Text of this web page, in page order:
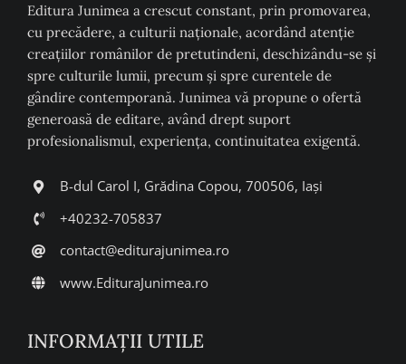
Editura Junimea a crescut constant, prin promovarea,
cu precădere, a culturii naţionale, acordând atenţie
creaţiilor românilor de pretutindeni, deschizându-se şi
spre culturile lumii, precum şi spre curentele de
gândire contemporană. Junimea vă propune o ofertă
generoasă de editare, având drept suport
profesionalismul, experiența, continuitatea exigentă.
B-dul Carol I, Grădina Copou, 700506, Iași
+40232-705837
contact@editurajunimea.ro
www.EdituraJunimea.ro
INFORMAŢII UTILE